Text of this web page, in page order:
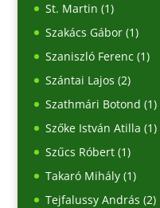
St. Martin (1)
Szakács Gábor(1)
Szaniszló Ferenc (1)
Szántai Lajos (2)
Szathmári Botond (1)
Szőke István Atilla (1)
Szűcs Róbert(1)
Takaró Mihály(1)
Tejfalussy András (2)